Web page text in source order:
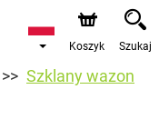
Koszyk Szukaj
Szklany wazon